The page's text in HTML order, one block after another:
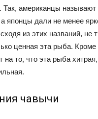
Так, американцы
японцы дали не менее
из этих названий, не
ценная эта рыба. Кроме
на то, что эта рыба
чавычи